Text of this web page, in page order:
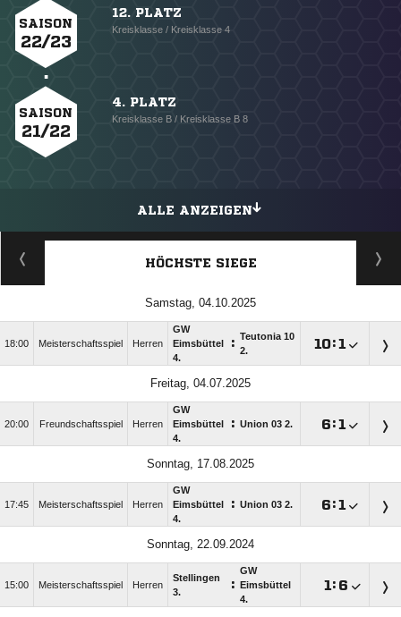
SAISON
22/23
12. PLATZ
Kreisklasse / Kreisklasse 4
SAISON
21/22
4. PLATZ
Kreisklasse B / Kreisklasse B 8
ALLE ANZEIGEN
HÖCHSTE SIEGE
Samstag, 04.10.2025
18:00 Meisterschaftsspiel Herren
GW
Eimsbüttel
4.
: Teutonia 10
2.
:
Freitag, 04.07.2025
20:00 Freundschaftsspiel Herren
GW
Eimsbüttel
4.
: Union 03 2. :
Sonntag, 17.08.2025
17:45 Meisterschaftsspiel Herren
GW
Eimsbüttel
4.
: Union 03 2. :
Sonntag, 22.09.2024
15:00 Meisterschaftsspiel Herren
Stellingen
3.
:
GW
Eimsbüttel
4.
: 